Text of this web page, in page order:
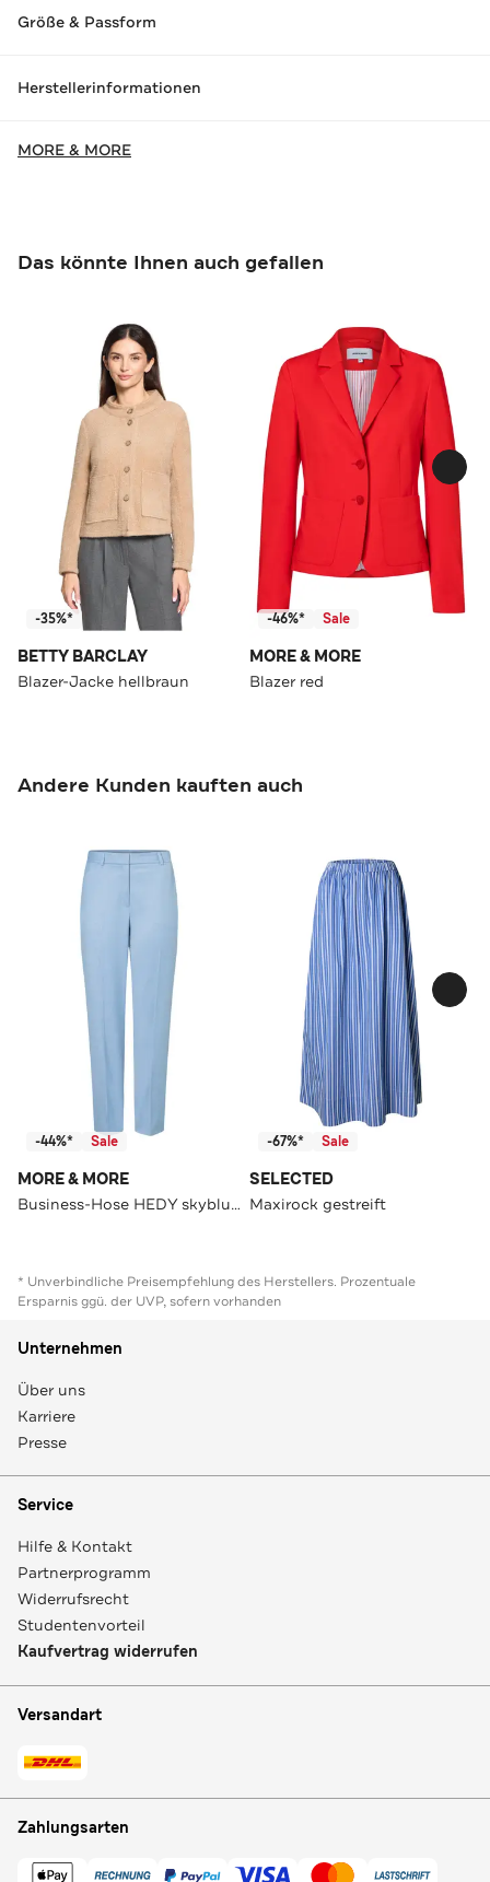
Größe & Passform
Herstellerinformationen
MORE & MORE
Das könnte Ihnen auch gefallen
-35%*
BETTY BARCLAY
Blazer-Jacke hellbraun
-46%* Sale
MORE & MORE
Blazer red
Andere Kunden kauften auch
-44%* Sale
MORE & MORE
Business-Hose HEDY skyblue Straight
-67%* Sale
SELECTED
Maxirock gestreift
* Unverbindliche Preisempfehlung des Herstellers. Prozentuale
Ersparnis ggü. der UVP, sofern vorhanden
Unternehmen
Über uns
Karriere
Presse
Service
Hilfe & Kontakt
Partnerprogramm
Widerrufsrecht
Studentenvorteil
Kaufvertrag widerrufen
Versandart
Zahlungsarten